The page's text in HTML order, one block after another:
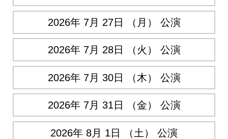
2026年 7月 27日 （月） 公演
2026年 7月 28日 （火） 公演
2026年 7月 30日 （木） 公演
2026年 7月 31日 （金） 公演
2026年 8月 1日 （土） 公演